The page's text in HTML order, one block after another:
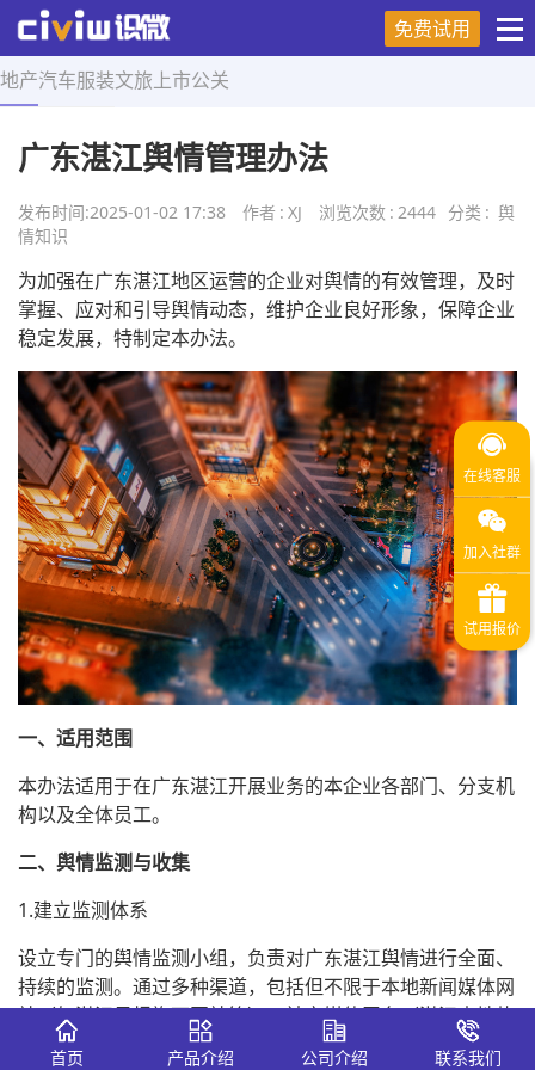
免费试用
地产汽车服装文旅 上市公关
首页 > 舆情知识 > 正文
广东湛江舆情管理办法
发布时间:2025-01-02 17:38 作者 : XJ 浏览次数 : 2444 分类 : 舆
情知识
为加强在广东湛江地区运营的企业对舆情的有效管理，及时
掌握、应对和引导舆情动态，维护企业良好形象，保障企业
稳定发展，特制定本办法。
一、适用范围
本办法适用于在广东湛江开展业务的本企业各部门、分支机
构以及全体员工。
二、舆情监测与收集
1.建立监测体系
设立专门的舆情监测小组，负责对广东湛江舆情进行全面、
持续的监测。通过多种渠道，包括但不限于本地新闻媒体网
站（如湛江日报旗下网站等）、社交媒体平台（湛江本地热
门社交账号、话题群组等）、论坛（湛江本地知名生活论坛
首页 产品介绍 公司介绍 联系我们